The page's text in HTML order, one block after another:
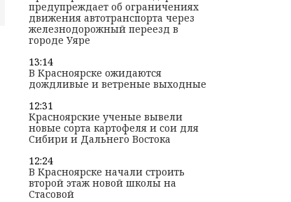
предупреждает об ограничениях
движения автотранспорта через
железнодорожный переезд в
городе Уяре
13:14
В Красноярске ожидаются
дождливые и ветреные выходные
12:31
Красноярские ученые вывели
новые сорта картофеля и сои для
Сибири и Дальнего Востока
12:24
В Красноярске начали строить
второй этаж новой школы на
Стасовой